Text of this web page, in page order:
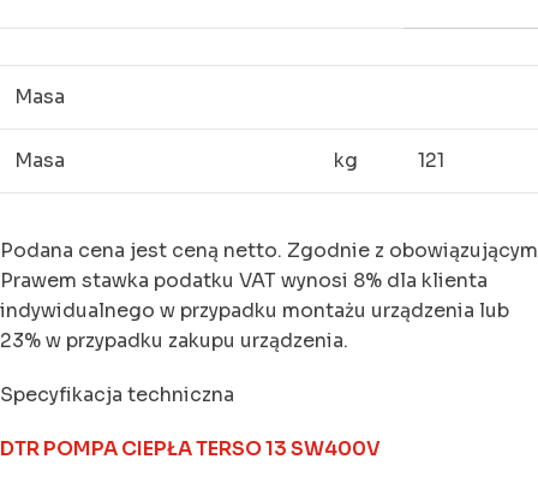
Masa
Masa kg 121
Podana cena jest ceną netto. Zgodnie z obowiązującym
Prawem stawka podatku VAT wynosi 8% dla klienta
indywidualnego w przypadku montażu urządzenia lub
23% w przypadku zakupu urządzenia.
Specyfikacja techniczna
DTR POMPA CIEPŁA TERSO 13 SW400V